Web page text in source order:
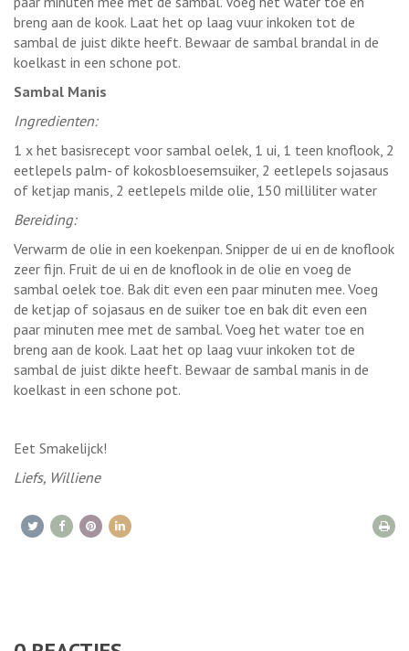
breng aan de kook. Laat het op laag vuur inkoken tot de
sambal de juist dikte heeft. Bewaar de sambal brandal in de
koelkast in een schone pot.
Sambal Manis
Ingredienten:
1 x het basisrecept voor sambal oelek, 1 ui, 1 teen knoflook, 2
eetlepels palm- of kokosbloesemsuiker, 2 eetlepels sojasaus
of ketjap manis, 2 eetlepels milde olie, 150 milliliter water
Bereiding:
Verwarm de olie in een koekenpan. Snipper de ui en de knoflook
zeer fijn. Fruit de ui en de knoflook in de olie en voeg de
sambal oelek toe. Bak dit even een paar minuten mee. Voeg
de ketjap of sojasaus en de suiker toe en bak dit even een
paar minuten mee met de sambal. Voeg het water toe en
breng aan de kook. Laat het op laag vuur inkoken tot de
sambal de juist dikte heeft. Bewaar de sambal manis in de
koelkast in een schone pot.
Eet Smakelijck!
Liefs, Williene